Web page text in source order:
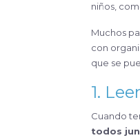
niños,
Muchos
con
que se
1.
Cuando
todos